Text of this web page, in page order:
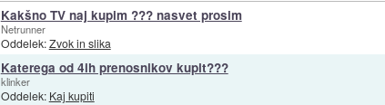
Kakšno TV naj kupim ??? nasvet prosim
Netrunner
Oddelek:Zvok in slika
Katerega od 4ih prenosnikov kupit???
klinker
Oddelek: Kaj kupiti